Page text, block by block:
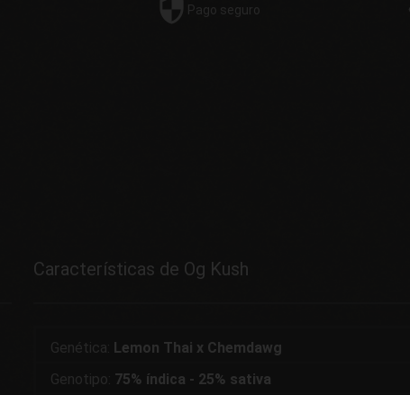
Pago seguro
Características de Og Kush
Genética: Lemon Thai x Chemdawg
Genotipo: 75% índica - 25% sativa